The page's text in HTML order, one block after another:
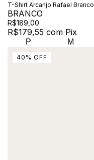
T-Shirt Arcanjo Rafael Branco
BRANCO
R$189,00
R$179,55 com Pix
P M
40 % OFF